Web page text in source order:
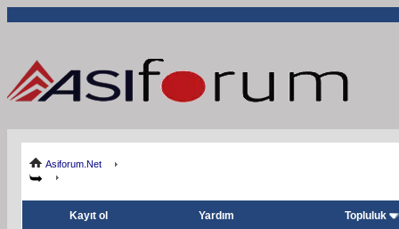
Asiforum.Net
Kayıt ol Yardım Topluluk